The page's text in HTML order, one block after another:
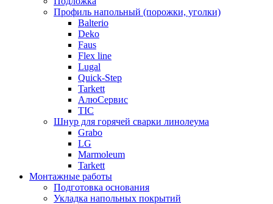
Профиль напольный (порожки, уголки)
Balterio
Deko
Faus
Flex line
Lugal
Quick-Step
Tarkett
АлюСервис
ТІС
Шнур для горячей сварки линолеума
Grabo
LG
Marmoleum
Tarkett
Монтажные работы
Подготовка основания
Укладка напольных покрытий